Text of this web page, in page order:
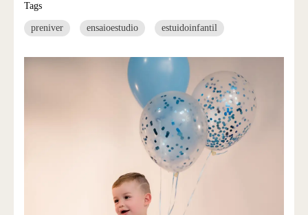
Tags
preniver ensaioestudio estuidoinfantil